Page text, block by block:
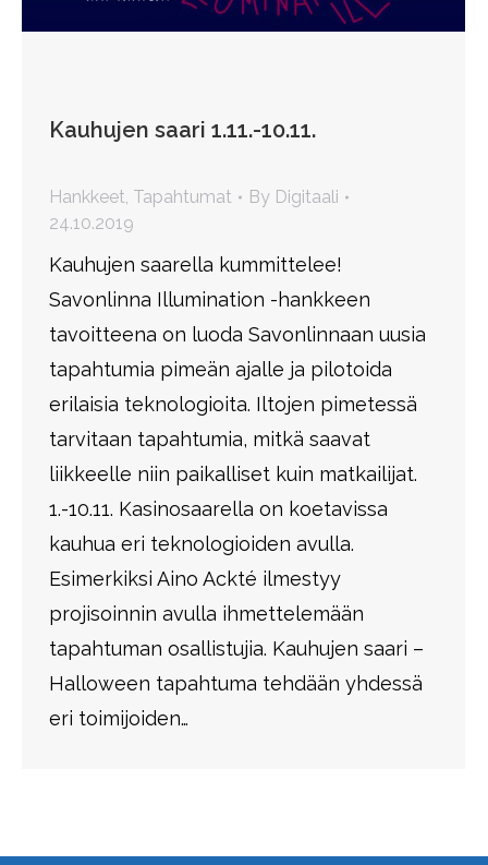
Kauhujen saari 1.11.-10.11.
Hankkeet Tapahtumat By Digitaali
24.10.2019
Kauhujen saarella kummittelee!
Savonlinna Illumination -hankkeen
tavoitteena on luoda Savonlinnaan uusia
tapahtumia pimeän ajalle ja pilotoida
erilaisia teknologioita. Iltojen pimetessä
tarvitaan tapahtumia, mitkä saavat
liikkeelle niin paikalliset kuin matkailijat.
1.-10.11. Kasinosaarella on koetavissa
kauhua eri teknologioiden avulla.
Esimerkiksi Aino Ackté ilmestyy
projisoinnin avulla ihmettelemään
tapahtuman osallistujia. Kauhujen saari –
Halloween tapahtuma tehdään yhdessä
eri toimijoiden…